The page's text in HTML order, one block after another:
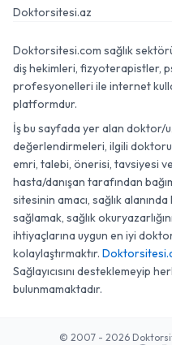
Doktorsitesi.az
Doktorsitesi.com sağlık
diş hekimleri, fizyoterapistler,
profesyonelleri ile internet
platformdur.
İş bu sayfada yer alan doktor/
değerlendirmeleri, ilgili
emri, talebi, önerisi, tavsiyesi
hasta/danışan tarafından
sitesinin amacı, sağlık
sağlamak, sağlık
ihtiyaçlarına uygun en iyi
kolaylaştırmaktır.
Sağlayıcısını desteklemeyip
bulunmamaktadır.
© 2007 - 2026